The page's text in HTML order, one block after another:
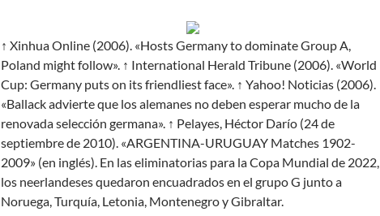
↑ Xinhua Online (2006). «Hosts Germany to dominate Group A,
Poland might follow». ↑ International Herald Tribune (2006). «World
Cup: Germany puts on its friendliest face». ↑ Yahoo! Noticias (2006).
«Ballack advierte que los alemanes no deben esperar mucho de la
renovada selección germana». ↑ Pelayes, Héctor Darío (24 de
septiembre de 2010). «ARGENTINA-URUGUAY Matches 1902-
2009» (en inglés). En las eliminatorias para la Copa Mundial de 2022,
los neerlandeses quedaron encuadrados en el grupo G junto a
Noruega, Turquía, Letonia, Montenegro y Gibraltar.